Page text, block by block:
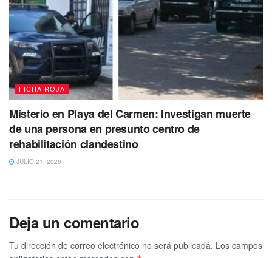
FICHA ROJA
Misterio en Playa del Carmen: Investigan muerte
de una persona en presunto centro de
rehabilitación clandestino
JULIO 21, 2026
Deja un comentario
Tu dirección de correo electrónico no será publicada. Los campos